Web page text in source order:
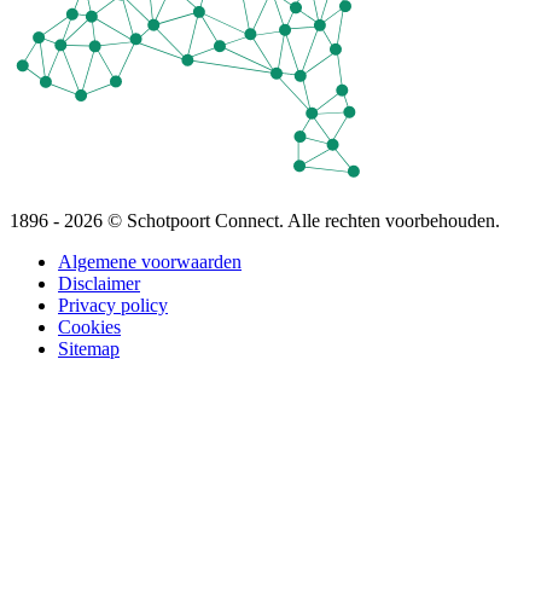
1896 - 2026 © Schotpoort Connect. Alle rechten voorbehouden.
Algemene voorwaarden
Disclaimer
Privacy policy
Cookies
Sitemap